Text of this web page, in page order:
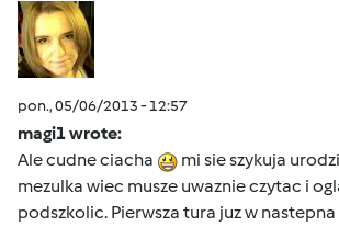
pon., 05/06/2013 - 12:57
magi1 wrote:
Ale cudne ciacha
mi sie szykuja
mezulka wiec musze uwaznie czytac i
podszkolic. Pierwsza tura juz w